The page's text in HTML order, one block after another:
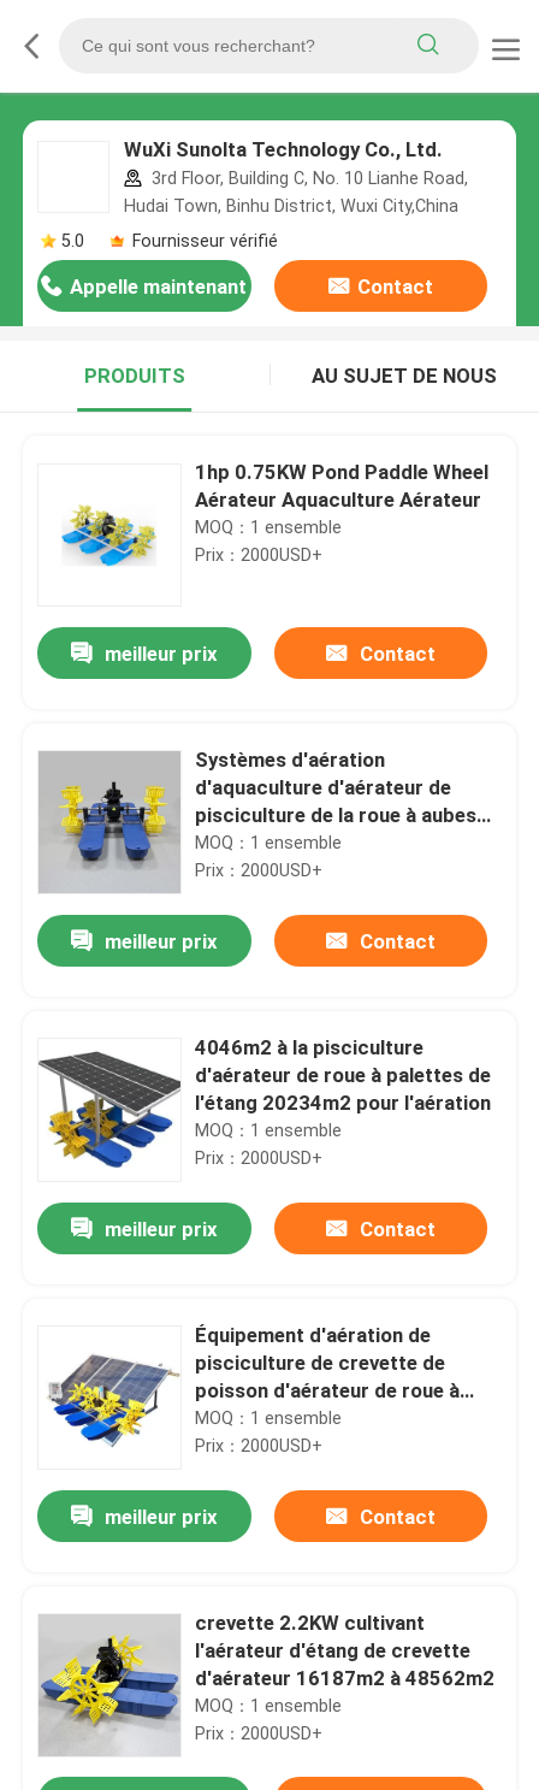
WuXi Sunolta Technology Co., Ltd.
3rd Floor, Building C, No. 10 Lianhe Road,
Hudai Town, Binhu District, Wuxi City,China
5.0
Fournisseur vérifié
Appelle maintenant Contact
PRODUITS AU SUJET DE NOUS
1hp 0.75KW Pond Paddle Wheel
Aérateur Aquaculture Aérateur
MOQ：1 ensemble
Prix：2000USD+
meilleur prix Contact
Systèmes d'aération
d'aquaculture d'aérateur de
pisciculture de la roue à aubes
1hp 380v
MOQ：1 ensemble
Prix：2000USD+
meilleur prix Contact
4046m2 à la pisciculture
d'aérateur de roue à palettes de
l'étang 20234m2 pour l'aération
MOQ：1 ensemble
Prix：2000USD+
meilleur prix Contact
Équipement d'aération de
pisciculture de crevette de
poisson d'aérateur de roue à
aubes d'aquaculture d'étang
SS201
MOQ：1 ensemble
Prix：2000USD+
meilleur prix Contact
crevette 2.2KW cultivant
l'aérateur d'étang de crevette
d'aérateur 16187m2 à 48562m2
MOQ：1 ensemble
Prix：2000USD+